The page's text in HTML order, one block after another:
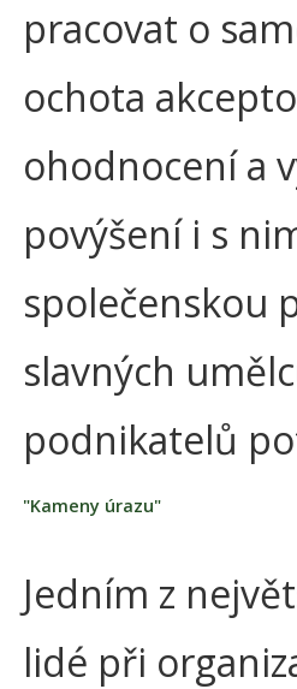
pracovat o
ochota
ohodnocení a
povýšení i s
společenskou
slavných
podnikatelů
"Kameny úrazu"
Jedním z
lidé při